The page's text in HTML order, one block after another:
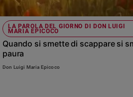
LA PAROLA DEL GIORNO DI DON LUIGI
MARIA EPICOCO
Quando si smette di scappare si
paura
Don Luigi Maria Epicoco